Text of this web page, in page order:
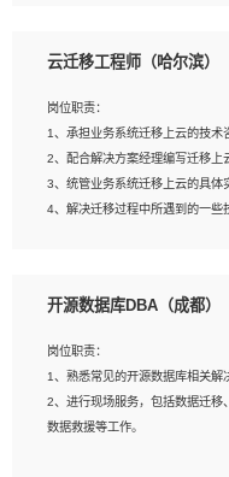
岗位要求：
2、熟悉tensorflow，keras，
有效的模型；
3、熟悉掌握至少一种编程语言，
4、 熟悉NLP相关算法与实现；
5、至少有一次及以上问答系统
云迁移工程师（哈尔滨）
岗位职责：
1、承担业务系统迁移上云的技术
2、配合解决方案经理编写迁移上
3、统管业务系统迁移上云的具体
4、解决迁移过程中所遇到的一些
1、专科及以上学历，三年以上工
3、熟悉常见操作系统、存储、网
4、具有迁移工具实操经验，具备
5、熟练华为、VMware虚拟化、
6、熟悉主流数据库、应用服务器
开源数据库DBA（成都）
岗位职责：
1、熟悉常见的开源数据库相关解
2、进行现场服务，包括数据迁移
数据救援等工作。